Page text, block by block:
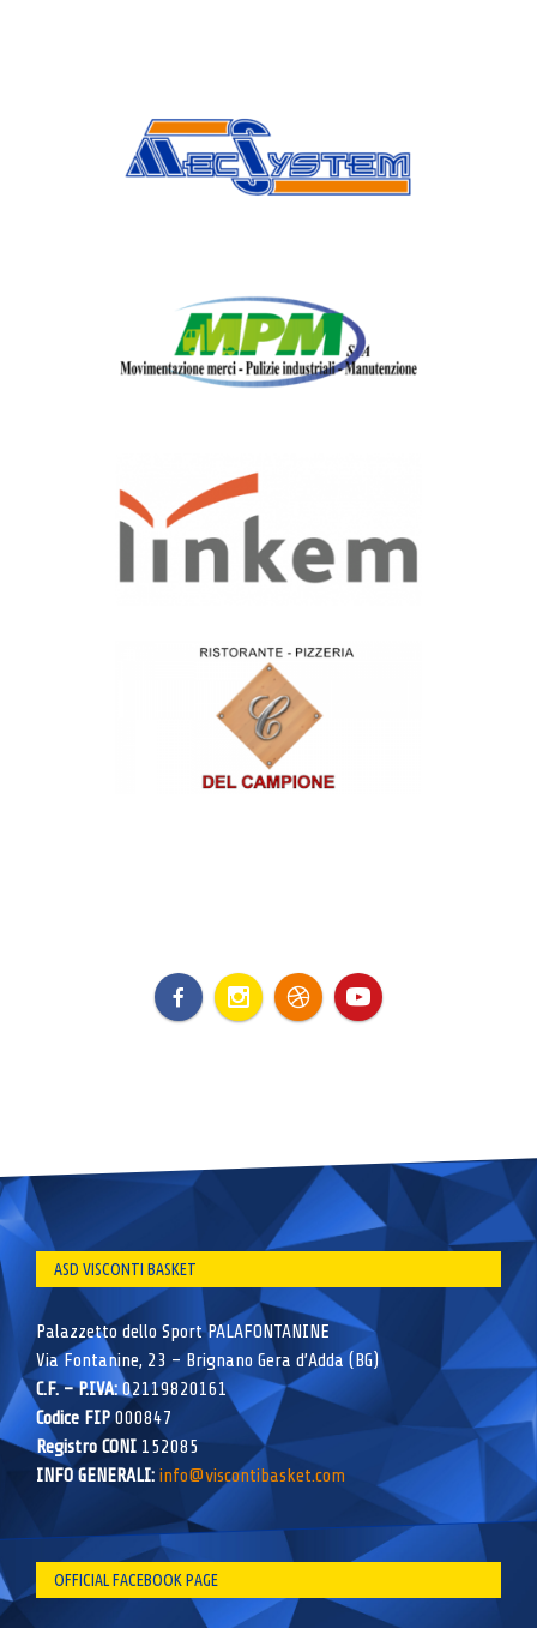
ASD VISCONTI BASKET
Palazzetto dello Sport PALAFONTANINE
Via Fontanine, 23 – Brignano Gera d’Adda (BG)
C.F. – P.IVA:02119820161
Codice FIP000847
Registro CONI 152085
INFO GENERALI: info@viscontibasket.com
OFFICIAL FACEBOOK PAGE